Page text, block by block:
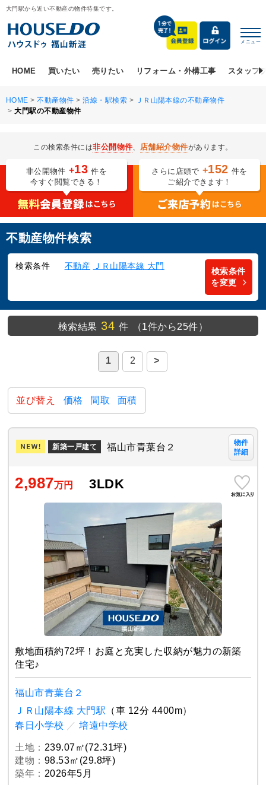
大門駅から近い不動産の物件特集です。
メニュー
HOME 買いたい 売りたい リフォーム・外構工事 スタッフ
HOME >不動産物件 >沿線・駅検索 > ＪＲ山陽本線の不動産物件
>大門駅の不動産物件
この検索条件には非公開物件、 店舗紹介物件があります。
非公開物件 +13 件を
今すぐ閲覧できる！
さらに店頭で +152 件を
ご紹介できます！
不動産物件検索
検索条件 不動産 ＪＲ山陽本線 大門
検索条件
を変更
検索結果 34 件 （1件から25件）
1 2 >
並び替え 価格 間取 面積
新築一戸建て 福山市青葉台２
物件
詳細
2,987万円 3LDK
敷地面積約72坪！お庭と充実した収納が魅力の新築
住宅♪
福山市青葉台２
ＪＲ山陽本線 大門駅 （車 12分 4400m）
春日小学校 ／ 培遠中学校
土地： 239.07㎡(72.31坪)
建物： 98.53㎡(29.8坪)
築年： 2026年5月